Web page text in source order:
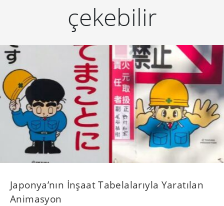
çekebilir
Japonya’nın İnşaat Tabelalarıyla Yaratılan
Animasyon